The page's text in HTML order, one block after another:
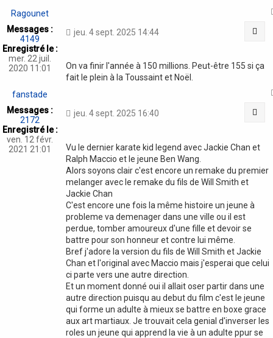
Ragounet
Messages :
4149
Enregistré le :
mer. 22 juil.
2020 11:01
jeu. 4 sept. 2025 14:44
On va finir l'année à 150 millions. Peut-être 155 si ça
fait le plein à la Toussaint et Noël.
fanstade
Messages :
2172
Enregistré le :
ven. 12 févr.
2021 21:01
jeu. 4 sept. 2025 16:40
Vu le dernier karate kid legend avec Jackie Chan et
Ralph Maccio et le jeune Ben Wang.
Alors soyons clair c'est encore un remake du premier
melanger avec le remake du fils de Will Smith et
Jackie Chan
C'est encore une fois la même histoire un jeune à
probleme va demenager dans une ville ou il est
perdue, tomber amoureux d'une fille et devoir se
battre pour son honneur et contre lui même.
Bref j'adore la version du fils de Will Smith et Jackie
Chan et l'original avec Maccio mais j'esperai que celui
ci parte vers une autre direction.
Et un moment donné oui il allait oser partir dans une
autre direction puisqu au debut du film c'est le jeune
qui forme un adulte à mieux se battre en boxe grace
aux art martiaux. Je trouvait cela genial d'inverser les
roles un jeune qui apprend la vie à un adulte ppur se